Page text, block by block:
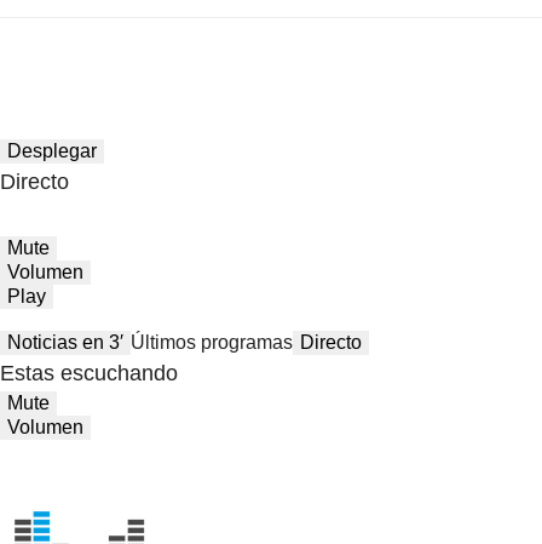
Desplegar
Directo
Mute
Volumen
Play
Noticias en 3′ Últimos programas Directo
Estas escuchando
Mute
Volumen